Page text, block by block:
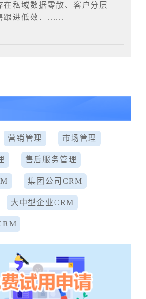
在私域数据零散、客户分层
跟进低效、......
营销管理 市场管理
售后服务管理
集团公司CRM
大中型企业CRM